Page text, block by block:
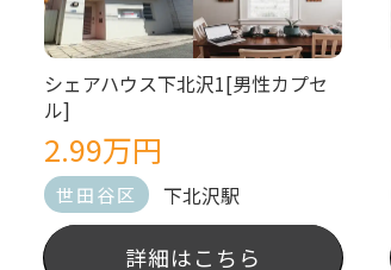
シェアハウス下北沢1[男性カプセ
ル]
2.99万円
世田谷区 下北沢駅
詳細はこちら